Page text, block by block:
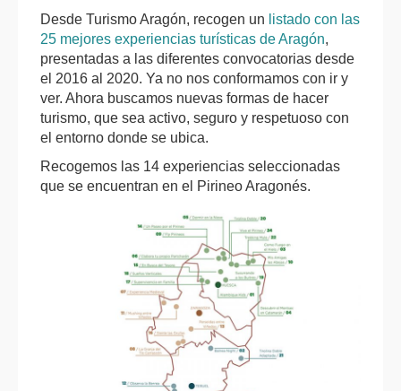
Desde Turismo Aragón, recogen un listado con las
25 mejores experiencias turísticas de Aragón,
presentadas a las diferentes convocatorias desde
el 2016 al 2020. Ya no nos conformamos con ir y
ver. Ahora buscamos nuevas formas de hacer
turismo, que sea activo, seguro y respetuoso con
el entorno donde se ubica.
Recogemos las 14 experiencias seleccionadas
que se encuentran en el Pirineo Aragonés.